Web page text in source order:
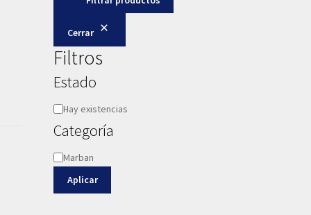
Cerrar
Filtros
Estado
Disponibilidad
Hay existencias
Categoría
Categoría
Marban
Aplicar